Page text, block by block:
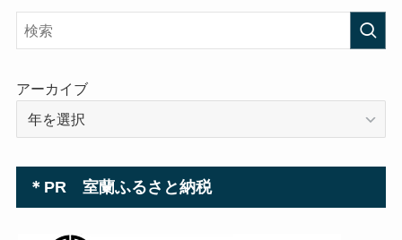
ス
アーカイブ
＊PR 室蘭ふるさと納税